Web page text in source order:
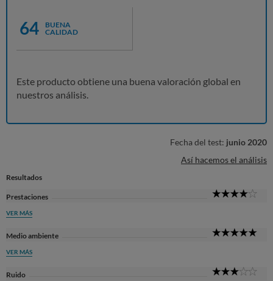
64
BUENA
CALIDAD
Este producto obtiene una buena valoración global en
nuestros análisis.
Fecha del test: junio 2020
Así hacemos el análisis
Resultados
Prestaciones
VER MÁS
Medio ambiente
VER MÁS
Ruido